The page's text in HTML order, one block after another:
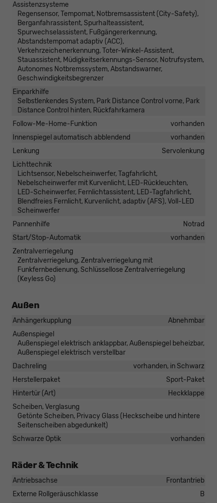
Assistenzsysteme
Regensensor, Tempomat, Notbremsassistent (City-Safety),
Berganfahrassistent, Spurhalteassistent,
Spurwechselassistent, Fußgängererkennung,
Abstandstempomat adaptiv (ACC),
Verkehrzeichenerkennung, Toter-Winkel-Assistent,
Stauassistent, Müdigkeitserkennungs-Sensor, Notrufsystem,
Autonomes Notbremssystem, Abstandswarner,
Geschwindigkeitsbegrenzer
Einparkhilfe
Selbstlenkendes System, Park Distance Control vorne, Park
Distance Control hinten, Rückfahrkamera
Follow-Me-Home-Funktion
vorhanden
Innenspiegel automatisch abblendend
vorhanden
Lenkung
Servolenkung
Lichttechnik
Lichtsensor, Nebelscheinwerfer, Tagfahrlicht,
Nebelscheinwerfer mit Kurvenlicht, LED-Rückleuchten,
LED-Scheinwerfer, Fernlichtassistent, LED-Tagfahrlicht,
Blendfreies Fernlicht, Kurvenlicht, adaptiv (AFS), Voll-LED
Scheinwerfer
Pannenhilfe
Notrad
Start/Stop-Automatik
vorhanden
Zentralverriegelung
Zentralverriegelung, Zentralverriegelung mit
Funkfernbedienung, Schlüssellose Zentralverriegelung
(Keyless Go)
Außen
Anhängerkupplung
Abnehmbar
Außenspiegel
Außenspiegel elektrisch anklappbar, Außenspiegel beheizbar,
Außenspiegel elektrisch verstellbar
Dachreling
vorhanden, in Schwarz
Herstellerpaket
Sport-Paket
Hintertür (Art)
Heckklappe
Scheiben, Verglasung
Getönte Scheiben, Privacy Glass (Heckscheibe und hintere
Seitenscheiben abgedunkelt)
Schwarze Optik
vorhanden
Räder & Technik
Antriebsachse
Frontantrieb
Externe Rollgeräuschklasse
B